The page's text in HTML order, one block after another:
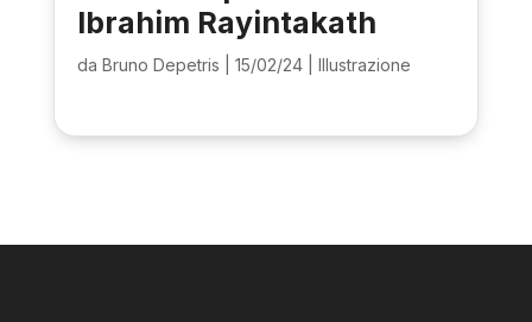
Ibrahim Rayintakath
da Bruno Depetris 15/02/24| Illustrazione